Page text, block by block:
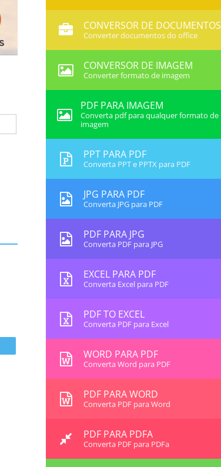
CONVERSOR DE DOCUMENTOS
Converter documentos do office
CONVERSOR DE IMAGEM
Converter formato de imagem
PDF PARA IMAGEM
Converta pdf para qualquer formato de
imagem
PPT PARA PDF
Converta PPT e PPTX para PDF
JPG PARA PDF
Converta JPG para PDF
PDF PARA JPG
Converta PDF para JPG
EXCEL PARA PDF
Converta Excel para PDF
PDF TO EXCEL
Converta PDF para Excel
WORD PARA PDF
Converta Word para PDF
PDF PARA WORD
Converta PDF para Word
PDF PARA PDFA
Converta PDF para PDFa